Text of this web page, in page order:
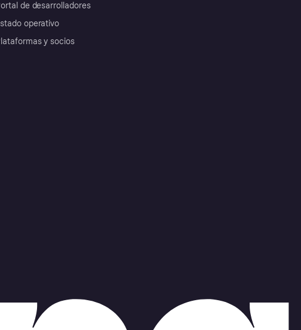
de desarrolladores
operativo
y socios